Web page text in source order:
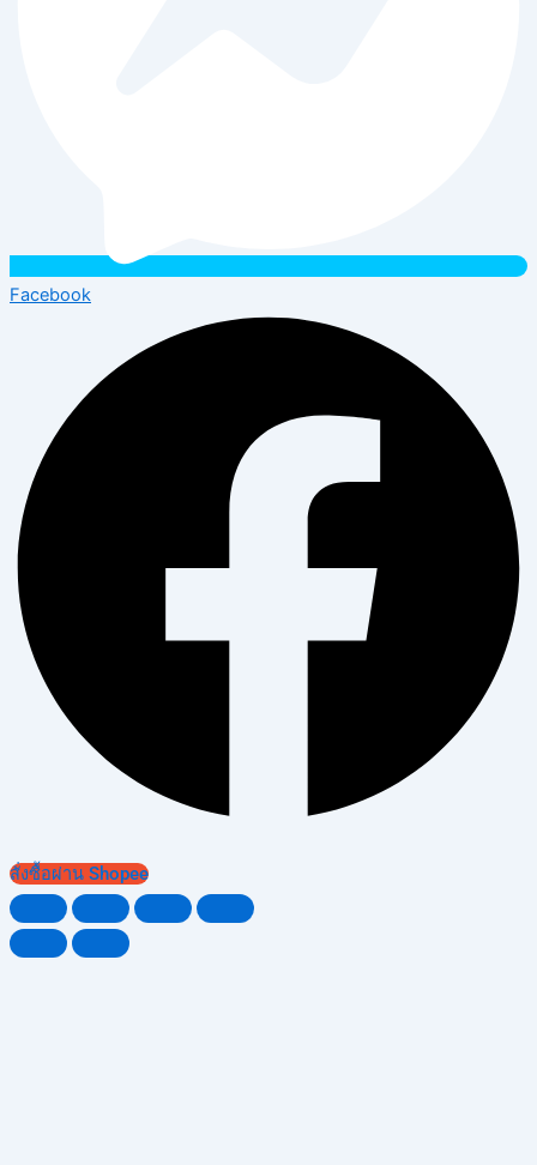
Facebook
สั่งซื้อผ่าน Shopee